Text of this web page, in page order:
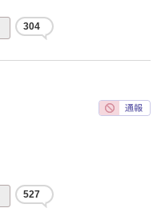
304
527